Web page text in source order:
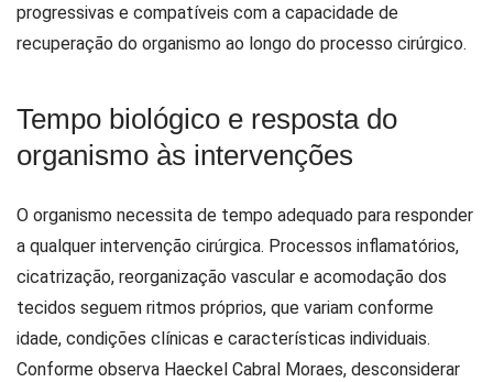
progressivas e compatíveis com a capacidade de
recuperação do organismo ao longo do processo cirúrgico.
Tempo biológico e resposta do
organismo às intervenções
O organismo necessita de tempo adequado para responder
a qualquer intervenção cirúrgica. Processos inflamatórios,
cicatrização, reorganização vascular e acomodação dos
tecidos seguem ritmos próprios, que variam conforme
idade, condições clínicas e características individuais.
Conforme observa Haeckel Cabral Moraes, desconsiderar